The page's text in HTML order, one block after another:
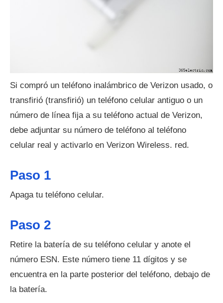
Si compró un teléfono inalámbrico de Verizon usado, o
transfirió (transfirió) un teléfono celular antiguo o un
número de línea fija a su teléfono actual de Verizon,
debe adjuntar su número de teléfono al teléfono
celular real y activarlo en Verizon Wireless. red.
Paso 1
Apaga tu teléfono celular.
Paso 2
Retire la batería de su teléfono celular y anote el
número ESN. Este número tiene 11 dígitos y se
encuentra en la parte posterior del teléfono, debajo de
la batería.